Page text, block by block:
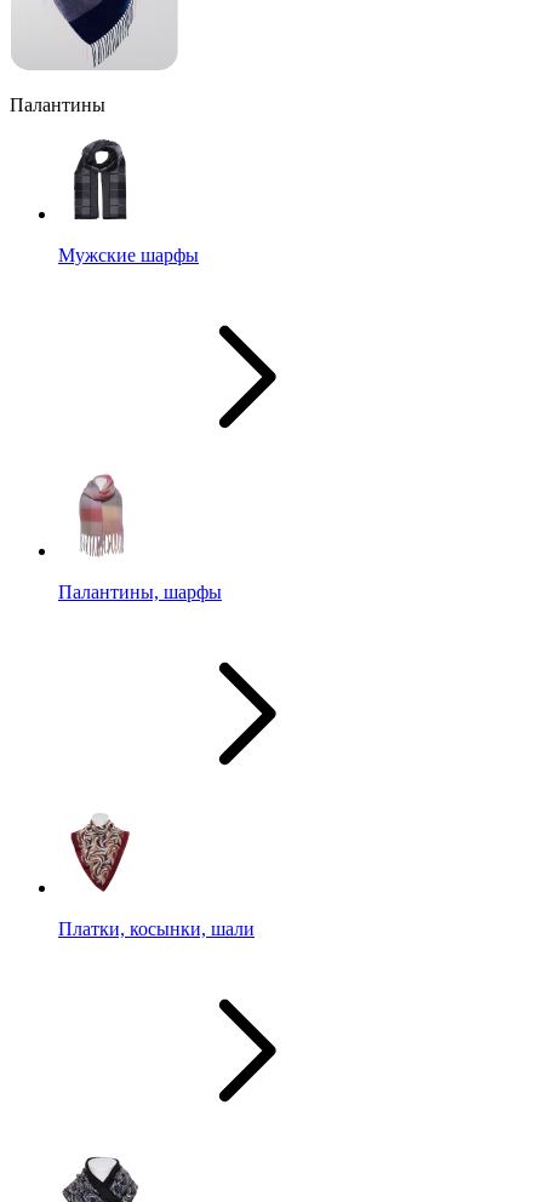
Палантины
Мужские шарфы
Палантины, шарфы
Платки, косынки, шали